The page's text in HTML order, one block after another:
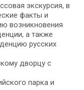
экскурсия, в
факты и
возникновения
а также
русских
дворцу с
парка и